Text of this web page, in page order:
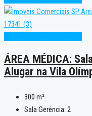
ÁREA MÉDICA:
Alugar na Vila
300 m²
Sala Gerência: 2